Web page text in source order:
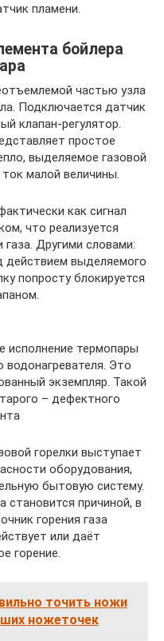
пламени.
бойлера
частью узла
Подключается датчик
клапан-регулятор.
простое
выделяемое газовой
малой величины.
как сигнал
что реализуется
Другими словами:
действием выделяемого
попросту блокируется
исполнение термопары
водонагревателя. Это
экземпляр. Такой
– дефектного
горелки выступает
оборудования,
бытовую систему.
причиной, в
горения газа
или даёт
горение.
точить ножи
ножеточек